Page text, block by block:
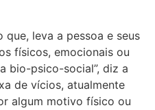
leva a pessoa e seus
físicos, emocionais ou
bio-psico-social”, diz a
de vícios, atualmente
algum motivo físico ou